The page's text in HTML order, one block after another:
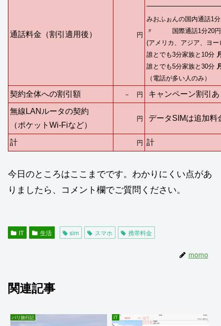
通話料金（割引適用後） 円
みおふぉんの国内通話1
〃 国際通話1分20円
(アメリカ、アジア、ヨ
誰とでも3分家族と10分
誰とでも5分家族と30分
（電話が多い人のみ）
契約全体への割引額 － 円 キャンペーン割引あ
無線LANルータの契約
（ポケットWi-Fiなど）
円 データSIMは追加料
計 円 計
今日のところはここまでです。わかりにくい点があ
りましたら、コメント欄でご質問ください。
IT 生活 sim スマホ 携帯料金
momo
関連記事
バリ旅行記 IT